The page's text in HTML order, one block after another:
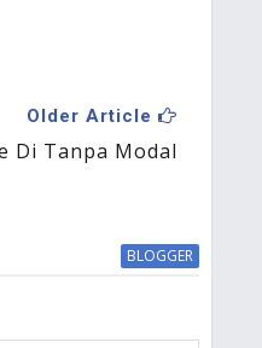
Older Article
Di Tanpa Modal
BLOGGER